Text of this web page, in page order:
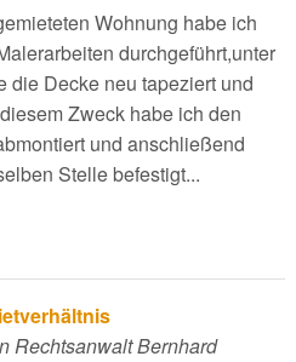
Wohnung habe ich
durchgeführt,unter
die Decke neu tapeziert und
Zweck habe ich den
und anschließend
Stelle befestigt...
Rechtsanwalt Bernhard